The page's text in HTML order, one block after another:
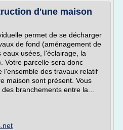
d'une maison
permet de se décharger
de fond (aménagement de
usées, l'éclairage, la
Votre parcelle sera donc
l'ensemble des travaux relatif
maison sont présent. Vous
branchements entre la...